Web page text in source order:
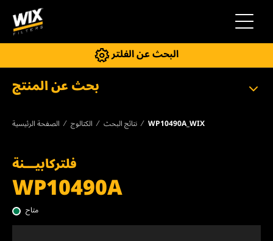
التنقل
البحث عن الفلتر
بحث عن المنتج
الصفحة الرئيسية الكتالوج نتائج البحث WP10490A_WIX
فلتركابيـــنة
WP10490A
متاح